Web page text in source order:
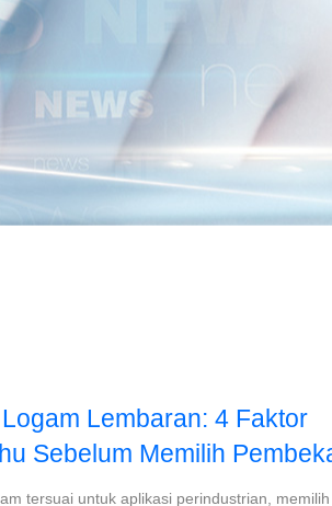
Lembaran: 4 Faktor
Sebelum Memilih
tersuai untuk aplikasi perindustrian, memilih